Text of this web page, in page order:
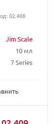
Jim Scale
10 мл
7 Series
02.408